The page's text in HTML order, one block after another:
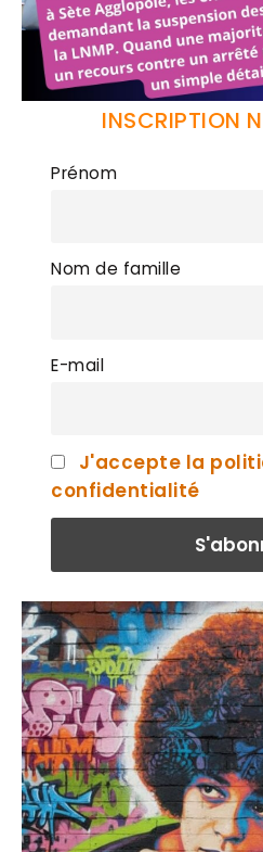
INSCRIPTION
Prénom
Nom de famille
E-mail
J'accepte la
confidentialité